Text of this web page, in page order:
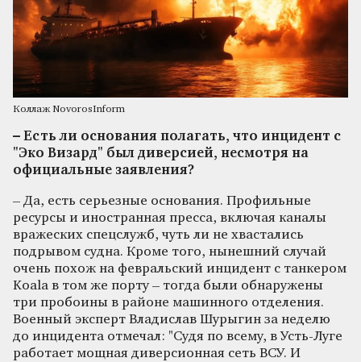
Коллаж NovorosInform
– Есть ли основания полагать, что инцидент с
"Эко Визард" был диверсией, несмотря на
официальные заявления?
– Да, есть серьезные основания. Профильные
ресурсы и иностранная пресса, включая каналы
вражеских спецслужб, чуть ли не хвастались
подрывом судна. Кроме того, нынешний случай
очень похож на февральский инцидент с танкером
Koala в том же порту – тогда были обнаружены
три пробоины в районе машинного отделения.
Военный эксперт Владислав Шурыгин за неделю
до инцидента отмечал: "Судя по всему, в Усть-Луге
работает мощная диверсионная сеть ВСУ. И